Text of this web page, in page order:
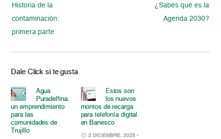
Historia de la
contaminación:
primera parte
¿Sabes qué es la
Agenda 2030?
Dale Click si te gusta
Agua
Puradelfina:
un emprendimiento
para las
comunidades de
Trujillo
Estos son
los nuevos
montos de recarga
para telefonía digital
en Banesco
2 DICIEMBRE, 2025 •